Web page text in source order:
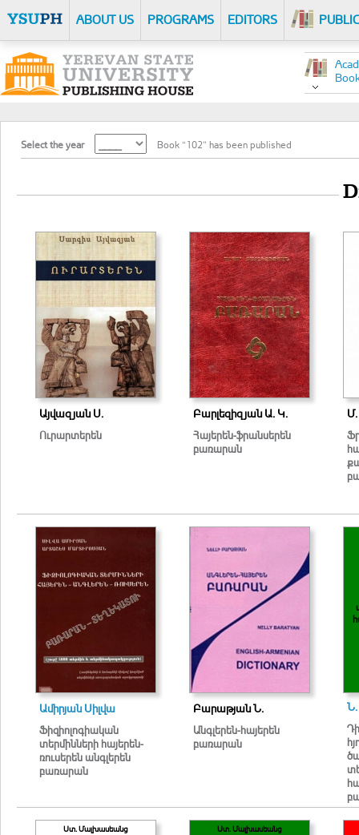
ABOUT US PROGRAMS EDITORS
Select the year Book “102” has been published
Այվազյան Ս.
Ուրարտերեն
Բարլեզիզյան Ա. Կ.
Հայերեն-ֆրանսերեն
բառարան
Ամիրյան Սիլվա
Ֆիզիոլոգիական
տերմինների հայերեն-
ռուսերեն անգլերեն
բառարան
Բարաթյան Ն.
Անգլերեն-հայերեն
բառարան
Ն.
Ստ. Մալխասեանց Ստ. Մալխասեանց